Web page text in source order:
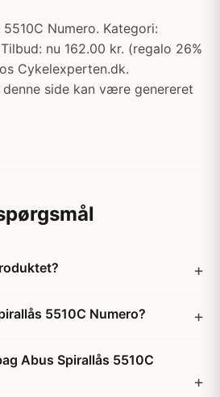
Numero. Kategori:
nu 162.00 kr. (regalo 26%
Cykelexperten.dk.
side kan være genereret
5510C Numero?
Abus Spirallås 5510C